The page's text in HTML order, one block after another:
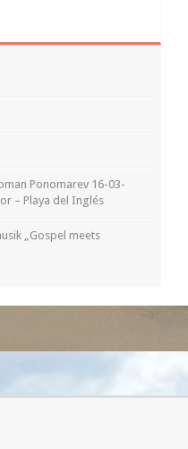
Ponomarev 16-03-
– Playa del Inglés
„Gospel meets